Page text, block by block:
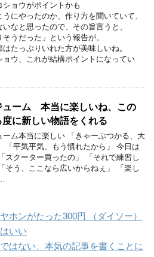
ショウがポイントかも
にやったのか、作り方を聞いていて、
なと思ったので、その旨言うと、
そうだった」という報告が。
はたっぷりいれた方が美味しいね。
ョウ、これが結構ポイントになってい
ューム 本当に楽しいね、この
に新しい物語をくれる
ーム本当に楽しい 「きゃーぶつかる、大
「平気平気、もう慣れたから」 今日は
スクーター買ったの」 「それで練習し
そう、ここなら広いからねぇ」 「楽し
ホンがたった300円 （ダイソー）
いい
はない、本気の記事を書くことに